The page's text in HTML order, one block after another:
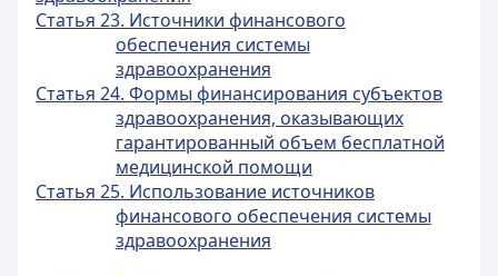
Статья 23. Источники финансового
обеспечения системы
здравоохранения
Статья 24. Формы финансирования субъектов
здравоохранения, оказывающих
гарантированный объем бесплатной
медицинской помощи
Статья 25. Использование источников
финансового обеспечения системы
здравоохранения